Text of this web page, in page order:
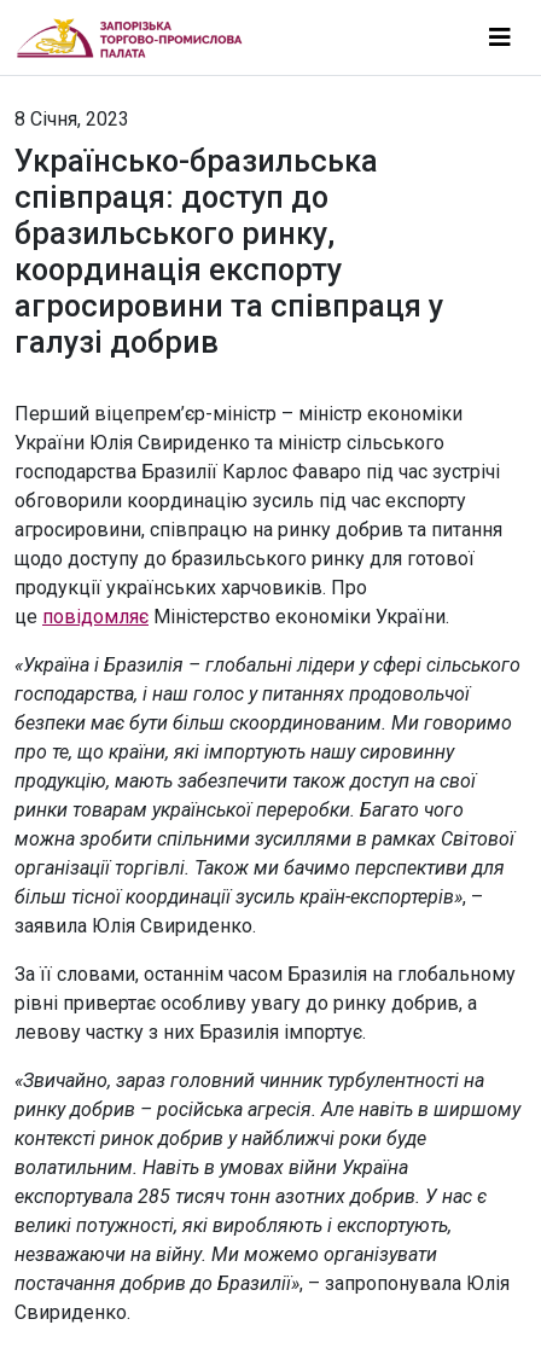
8 Січня, 2023
Українсько-бразильська
співпраця: доступ до
бразильського ринку,
координація експорту
агросировини та співпраця у
галузі добрив
Перший віцепрем’єр-міністр – міністр економіки
України Юлія Свириденко та міністр сільського
господарства Бразилії Карлос Фаваро під час зустрічі
обговорили координацію зусиль під час експорту
агросировини, співпрацю на ринку добрив та питання
щодо доступу до бразильського ринку для готової
продукції українських харчовиків. Про
це повідомляє Міністерство економіки України.
«Україна і Бразилія – глобальні лідери у сфері сільського
господарства, і наш голос у питаннях продовольчої
безпеки має бути більш скоординованим. Ми говоримо
про те, що країни, які імпортують нашу сировинну
продукцію, мають забезпечити також доступ на свої
ринки товарам української переробки. Багато чого
можна зробити спільними зусиллями в рамках Світової
організації торгівлі. Також ми бачимо перспективи для
більш тісної координації зусиль країн-експортерів», –
заявила Юлія Свириденко.
За її словами, останнім часом Бразилія на глобальному
рівні привертає особливу увагу до ринку добрив, а
левову частку з них Бразилія імпортує.
«Звичайно, зараз головний чинник турбулентності на
ринку добрив – російська агресія. Але навіть в ширшому
контексті ринок добрив у найближчі роки буде
волатильним. Навіть в умовах війни Україна
експортувала 285 тисяч тонн азотних добрив. У нас є
великі потужності, які виробляють і експортують,
незважаючи на війну. Ми можемо організувати
постачання добрив до Бразилії», – запропонувала Юлія
Свириденко.